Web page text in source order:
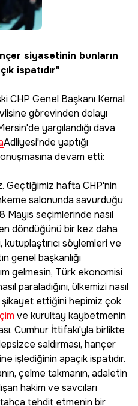
siyasetinin bunların
ispatıdır"
CHP Genel Başkanı Kemal
görevinden dolayı
yargılandığı dava
Adliyesi'nde yaptığı
devam etti:
Geçtiğimiz hafta CHP'nin
salonunda savurduğu
seçimlerinde nasıl
döndüğünü bir kez daha
söylemleri ve
genel başkanlığı
gelmesin, Türk ekonomisi
paraladığını, ülkemizi nasıl
şikayet ettiğini hepimiz çok
ve kurultay kaybetmenin
Cumhur İttifakı'yla birlikte
saldırması, hançer
işlediğinin apaçık ispatıdır.
çelme takmanın, adaletin
hakim ve savcıları
tehdit etmenin bir